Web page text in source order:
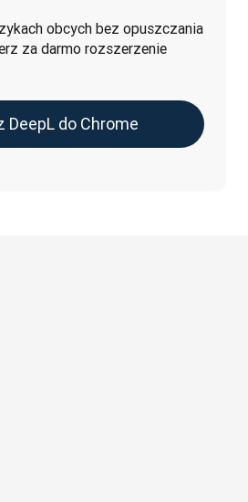
obcych bez opuszczania
za darmo rozszerzenie
DeepL do Chrome